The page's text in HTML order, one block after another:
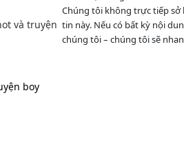
và truyện
boy
Chúng tôi không trực tiếp
tin này. Nếu có bất kỳ nội
chúng tôi – chúng tôi sẽ